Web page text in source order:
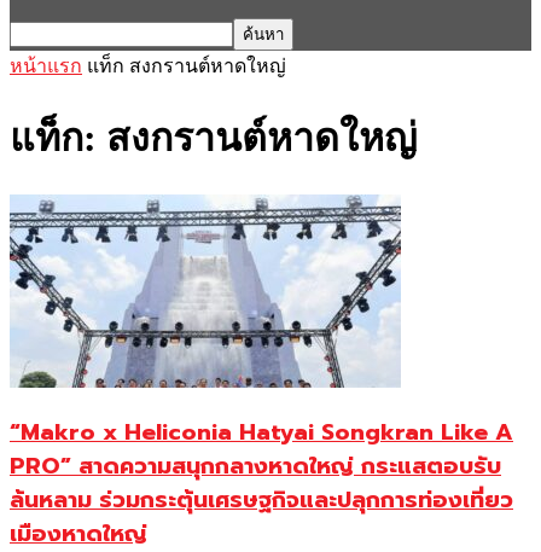
หน้าแรก แท็ก สงกรานต์หาดใหญ่
แท็ก: สงกรานต์หาดใหญ่
“Makro x Heliconia Hatyai Songkran Like A
PRO” สาดความสนุกกลางหาดใหญ่ กระแสตอบรับ
ล้นหลาม ร่วมกระตุ้นเศรษฐกิจและปลุกการท่องเที่ยว
เมืองหาดใหญ่